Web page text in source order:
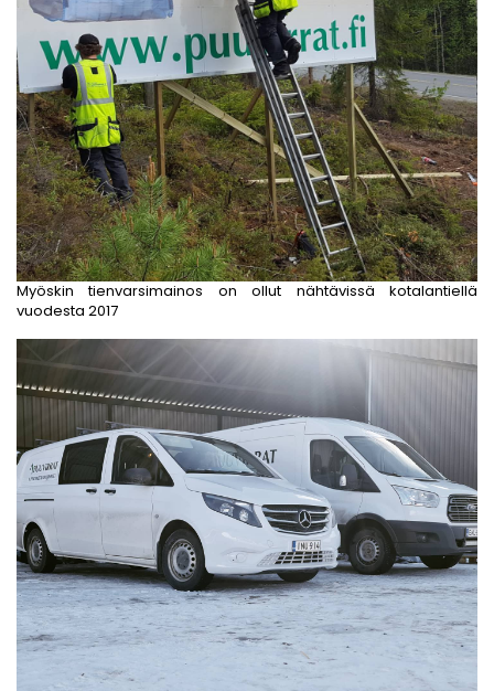
Myöskin tienvarsimainos on ollut nähtävissä kotalantiellä
vuodesta 2017